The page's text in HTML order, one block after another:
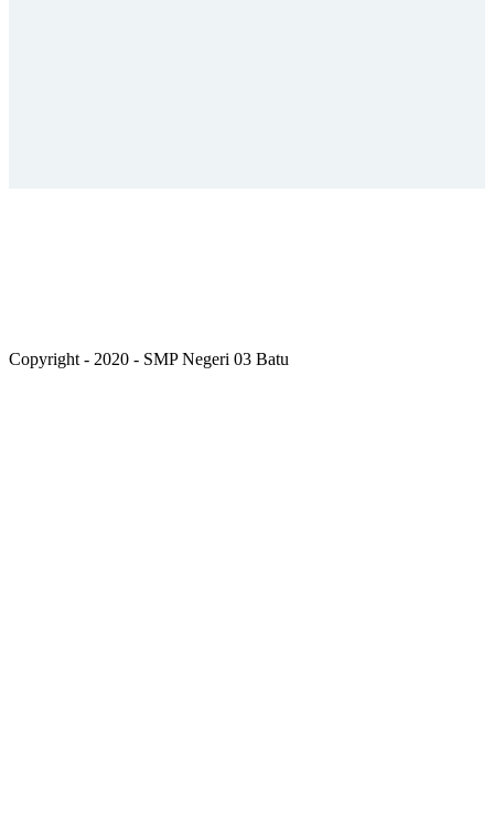
Copyright - 2020 - SMP Negeri 03 Batu